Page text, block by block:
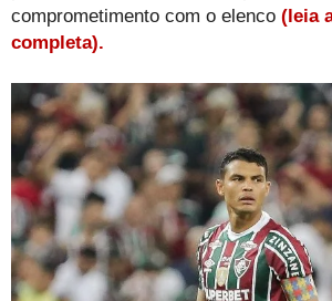
comprometimento com o elenco (leia
completa).